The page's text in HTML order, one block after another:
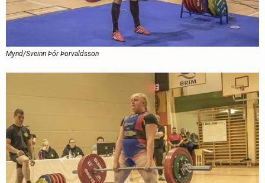
Mynd/Sveinn Þór Þorvaldsson